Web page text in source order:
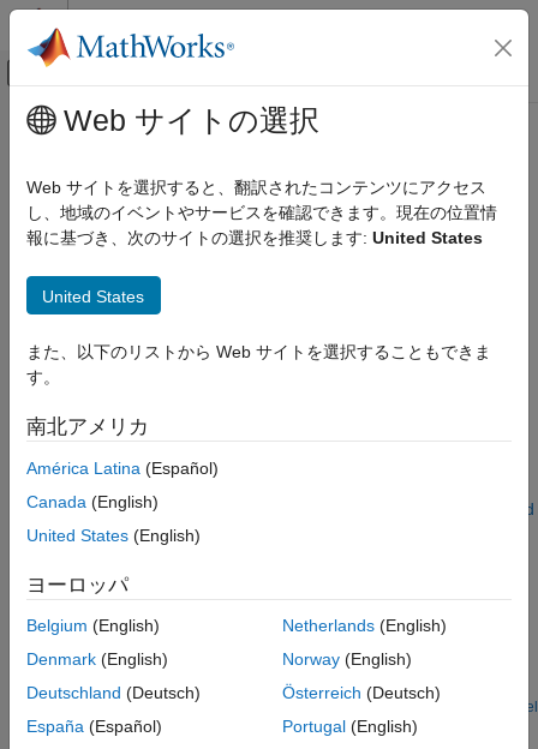
コンテンツへスキップ
オフキャンバス ナビゲーション メ
ドキュメンテーションのホーム
SimEvents
Queue, Service, and Route Modeling
SimEvents
Queue, Service, and Route Modeling
Events
Entity Terminator
Ports
Version History
See Also
メインコンテンツ
Entity Terminator
Terminate entities
SimEvents
Description
this block to represent the entity departure from the model.
To customize actions when entities enter, use MATLAB
theEntry action
Events and
Event Actions, for more information.
Examples
Generating and Initializing Entities
Different ways to generate and initialize entities and their
attribute values.
Open Model
M/M/1 Queuing System
Web サイトの選択
Web サイトを選択すると、翻訳されたコンテンツにアクセス
し、地域のイベントやサービスを確認できます。現在の位置情
報に基づき、次のサイトの選択を推奨します: United States
United States
また、以下のリストから Web サイトを選択することもできま
す。
南北アメリカ
América Latina (Español)
Canada (English)
United States (English)
ヨーロッパ
Belgium (English)
Denmark (English)
Deutschland (Deutsch)
España (Español)
Netherlands(English)
Norway(English)
Österreich (Deutsch)
Portugal(English)